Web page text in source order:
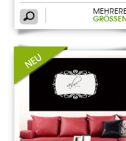
GRÖSSEN